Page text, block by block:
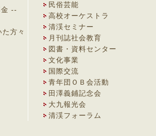
--
方々
民俗芸能
高校オーケストラ
清渓セミナー
月刊誌社会教育
図書・資料センター
文化事業
国際交流
青年団ＯＢ会活動
田澤義鋪記念会
大九報光会
清渓フォーラム